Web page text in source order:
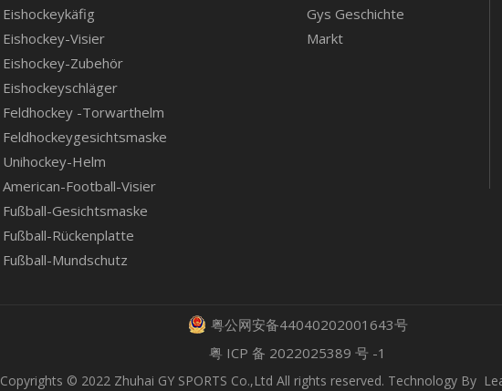
Eishockeykäfig
Eishockey-Visier
Eishockey-Zubehör
Eishockeyschläger
Feldhockey -Torwarthelm
Feldhockeygesichtsmaske
Unihockey-Helm
American-Football-Visier
Fußball-Gesichtsmaske
Fußball-Rückenplatte
Fußball-Mundschutz
Gys Geschichte
Markt
粤公网安备44040202001643号
粤 ICP 备 2022025389 号 -1
Copyrights © 2022 Zhuhai GY SPORTS Co.,Ltd All rights reserved. Technology By